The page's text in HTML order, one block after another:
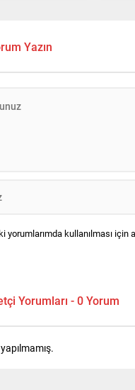
Yazın
yorumlarımda kullanılması
Yorumları - 0 Yorum